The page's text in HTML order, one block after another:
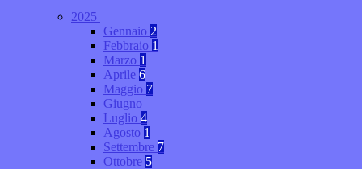
2025
Gennaio 2
Febbraio 1
Marzo 1
Aprile 6
Maggio 7
Giugno
Luglio 4
Agosto 1
Settembre 7
Ottobre 5